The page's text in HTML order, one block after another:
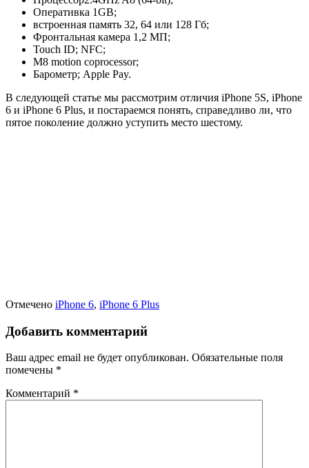
Оперативка 1GB;
встроенная память 32, 64 или 128 Гб;
Фронтальная камера 1,2 МП;
Touch ID; NFC;
M8 motion coprocessor;
Барометр; Apple Pay.
В следующей статье мы рассмотрим отличия iPhone 5S, iPhone
6 и iPhone 6 Plus, и постараемся понять, справедливо ли, что
пятое поколение должно уступить место шестому.
Отмечено iPhone 6, iPhone 6 Plus
Добавить комментарий
Ваш адрес email не будет опубликован. Обязательные поля
помечены *
Комментарий *